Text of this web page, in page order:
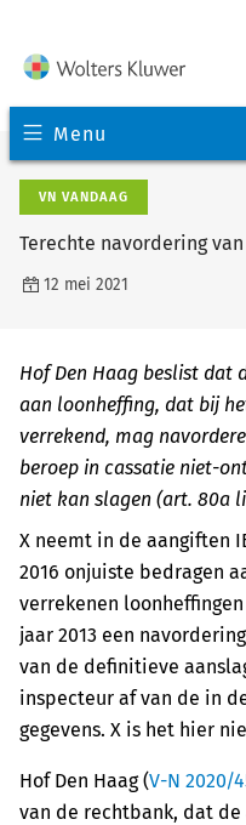
Menu
VN VANDAAG
Terechte navordering
12 mei 2021
Hof Den Haag beslist dat
aan loonheffing, dat bij
verrekend, mag
beroep in cassatie niet-
niet kan slagen (art. 80a
X neemt in de aangiften
2016 onjuiste bedragen
verrekenen
jaar 2013 een
van de definitieve
inspecteur af van de in
gegevens. X is het hier
Hof Den Haag (V-N 2020/
van de rechtbank, dat de